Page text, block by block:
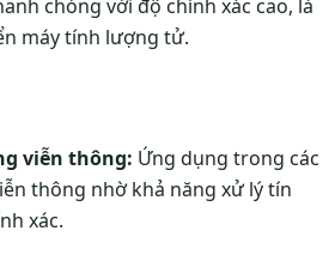
chóng với độ chính xác cao, là
máy tính lượng tử.
viễn thông: Ứng dụng trong các
thông nhờ khả năng xử lý tín
xác.